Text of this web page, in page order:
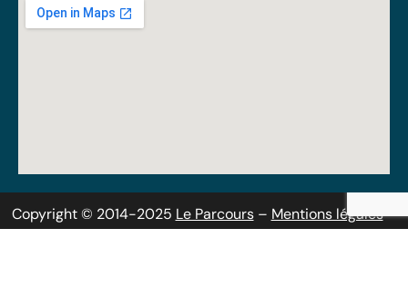
Copyright © 2014-2025 Le Parcours– Mentions légales–